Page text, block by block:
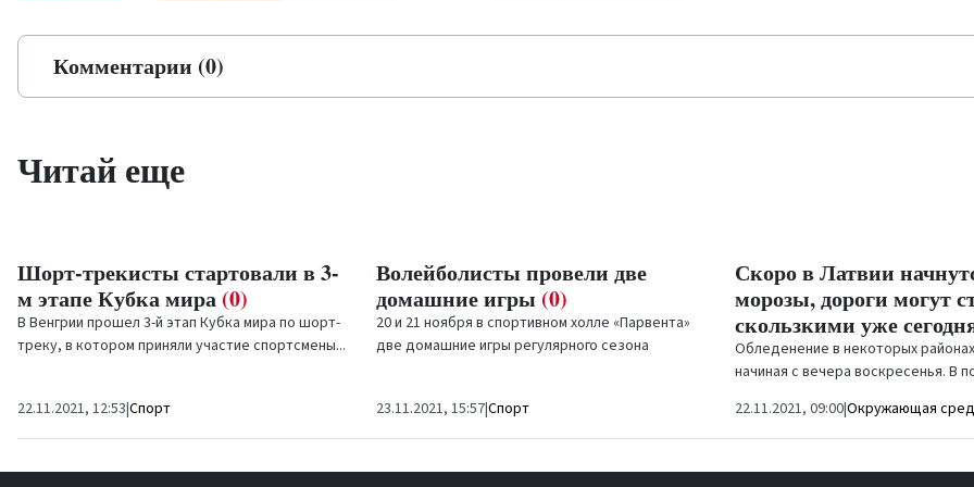
Комментарии (0)
Читай еще
Шорт-трекисты стартовали в 3-
м этапе Кубка мира (0)
В Венгрии прошел 3-й этап Кубка мира по шорт-
треку, в котором приняли участие спортсмены...
22.11.2021, 12:53|Спорт
Волейболисты провели две
домашние игры (0)
20 и 21 ноября в спортивном холле «Парвента»
две домашние игры регулярного сезона
23.11.2021, 15:57|Спорт
Скоро в Латвии
морозы, дороги могут
скользкими уже
Обледенение в некоторых
начиная с вечера воскресенья. В
погода будет...
22.11.2021, 09:00|Окружающая